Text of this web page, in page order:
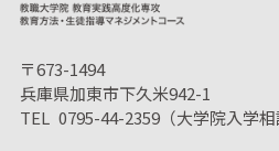
〒673-1494
兵庫県加東市下久米942-1
TEL 0795-44-2359（大学院入学相